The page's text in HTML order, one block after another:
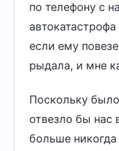
по телефону с
если ему
рыдала, и мне
Поскольку
отвезло бы нас
больше